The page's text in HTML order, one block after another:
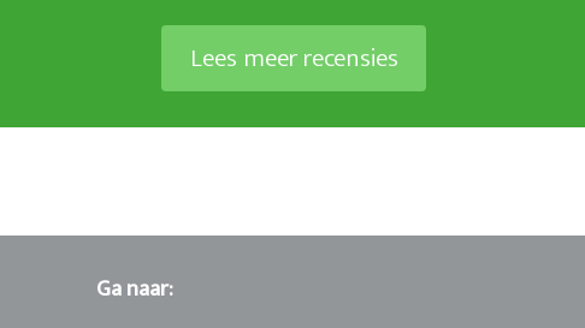
Lees meer recensies
Ga naar: